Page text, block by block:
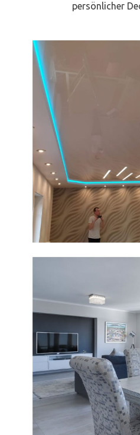
persönlicher